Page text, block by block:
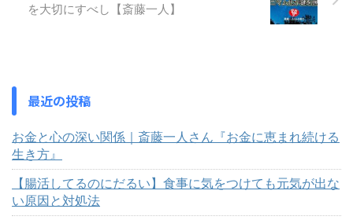
を大切にすべし【斎藤一人】
最近の投稿
お金と心の深い関係｜斎藤一人さん『お金に恵まれ続ける
生き方』
【腸活してるのにだるい】食事に気をつけても元気が出な
い原因と対処法